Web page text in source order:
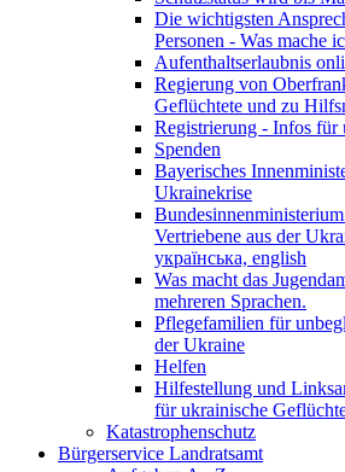
Die wichtigsten
Personen - Was mache
Aufenthaltserlaubnis
Regierung von
Geflüchtete und zu
Registrierung - Infos für
Spenden
Bayerisches
Ukrainekrise
Vertriebene aus der
українська, english
Was macht das
mehreren Sprachen.
Pflegefamilien für
der Ukraine
Helfen
Hilfestellung und
für ukrainische
Katastrophenschutz
Bürgerservice Landratsamt